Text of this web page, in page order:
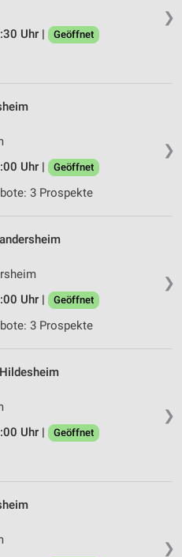
❯
Uhr |
Geöffnet
❯
Uhr |
Geöffnet
3 Prospekte
❯
Uhr |
Geöffnet
3 Prospekte
❯
Uhr |
Geöffnet
❯